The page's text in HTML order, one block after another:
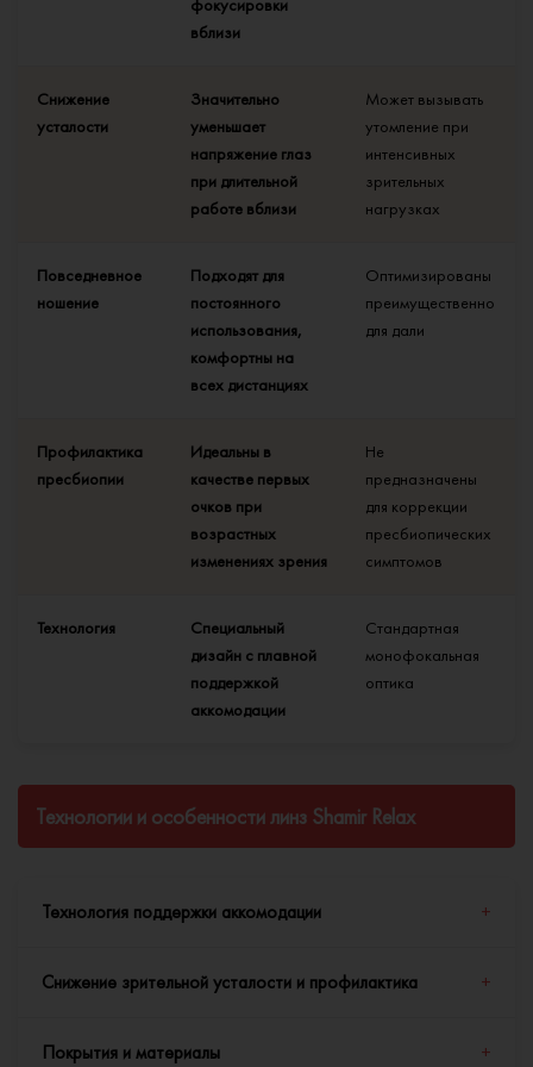
фокусировки
вблизи
Снижение
усталости
Значительно
уменьшает
напряжение глаз
при длительной
работе вблизи
Может вызывать
утомление при
интенсивных
зрительных
нагрузках
Повседневное
ношение
Подходят для
постоянного
использования,
комфортны на
всех дистанциях
Оптимизированы
преимущественно
для дали
Профилактика
пресбиопии
Идеальны в
качестве первых
очков при
возрастных
изменениях зрения
Не
предназначены
для коррекции
пресбиопических
симптомов
Технология
Специальный
дизайн с плавной
поддержкой
аккомодации
Стандартная
монофокальная
оптика
Технологии и особенности линз Shamir Relax
Технология поддержки аккомодации +
+0.50, +0.65 или +0.80 диоптрии. Эта небольшая прибавка
Снижение зрительной усталости и профилактика +
Покрытия и материалы +